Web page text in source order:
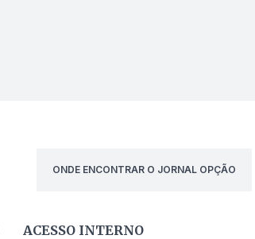
ONDE ENCONTRAR O JORNAL OPÇÃO
ACESSO INTERNO